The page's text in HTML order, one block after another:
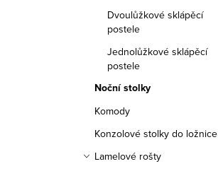
Dvoulůžkové sklápěcí
postele
Jednolůžkové sklápěcí
postele
Noční stolky
Komody
Konzolové stolky do ložnice
Lamelové rošty